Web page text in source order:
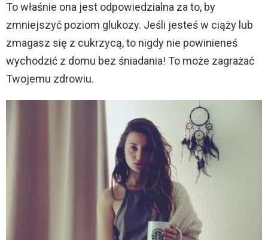
To właśnie ona jest odpowiedzialna za to, by
zmniejszyć poziom glukozy. Jeśli jesteś w ciąży lub
zmagasz się z cukrzycą, to nigdy nie powinieneś
wychodzić z domu bez śniadania! To może zagrażać
Twojemu zdrowiu.